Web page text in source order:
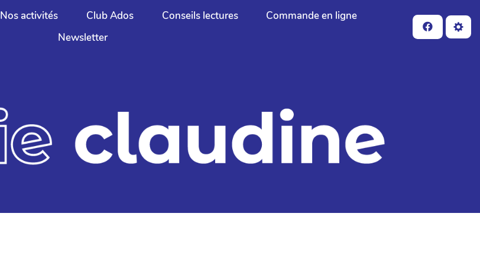
Nos activités Club Ados Conseils lectures
Commande en ligne
Newsletter